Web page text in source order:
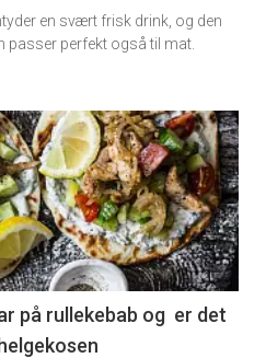
en svært frisk drink, og den
passer perfekt også til mat.
på rullekebab og er det